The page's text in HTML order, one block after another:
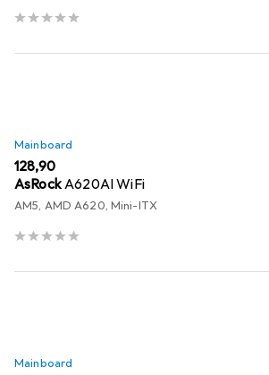
Mainboard
EUR
128,90
AsRockA620AI WiFi
AM5, AMD A620, Mini-ITX
Mainboard